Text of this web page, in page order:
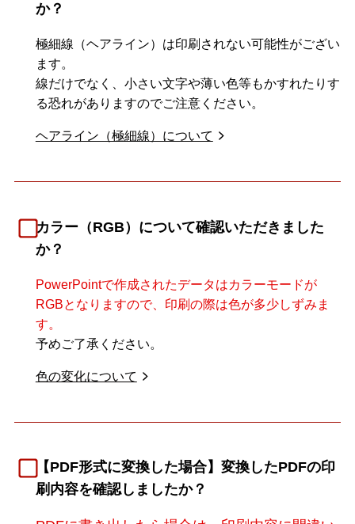
か？
極細線（ヘアライン）は印刷されない可能性がござい
ます。
線だけでなく、小さい文字や薄い色等もかすれたりす
る恐れがありますのでご注意ください。
ヘアライン（極細線）について
カラー（RGB）について確認いただきました
か？
PowerPointで作成されたデータはカラーモードが
RGBとなりますので、印刷の際は色が多少しずみま
す。
予めご了承ください。
色の変化について
【PDF形式に変換した場合】変換したPDFの印
刷内容を確認しましたか？